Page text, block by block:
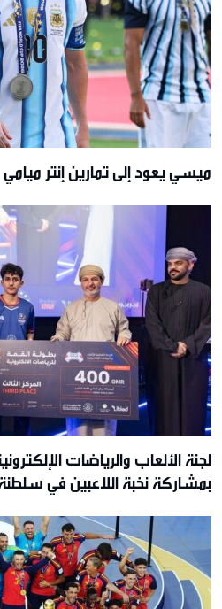
ميسي يعود إلى تمارين إنتر ميامي
لجنة الألعاب والرياضات
بمشاركة نخبة اللاعبين في